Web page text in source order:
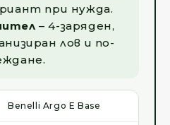
при нужда.
– 4-заряден,
лов и по-
Benelli Argo E Base